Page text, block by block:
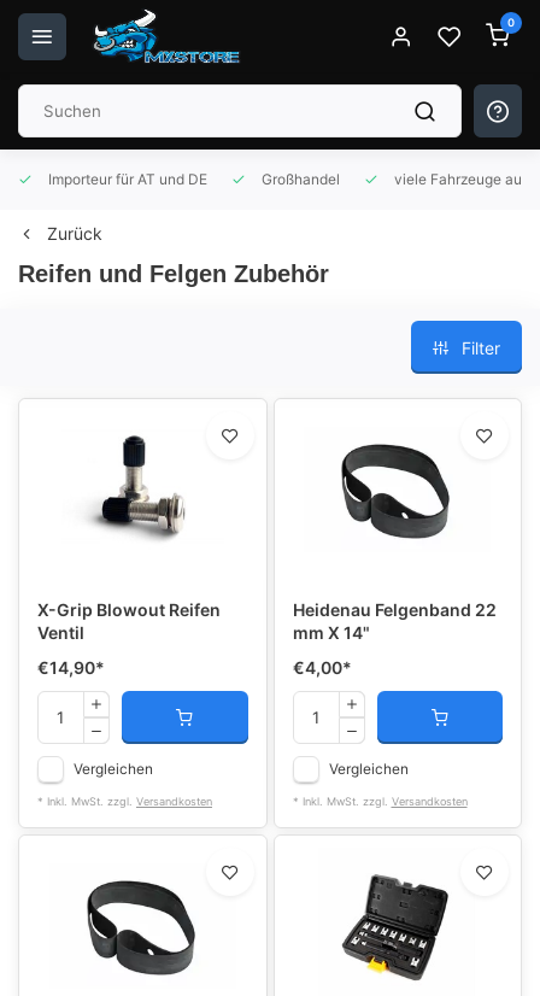
0
Importeur für AT und DE Großhandel viele Fahrzeuge auf
Zurück
Reifen und Felgen Zubehör
Filter
X-Grip Blowout Reifen
Ventil
€14,90*
Vergleichen
* Inkl. MwSt. zzgl. Versandkosten
Heidenau Felgenband 22
mm X 14"
€4,00*
Vergleichen
* Inkl. MwSt. zzgl. Versandkosten